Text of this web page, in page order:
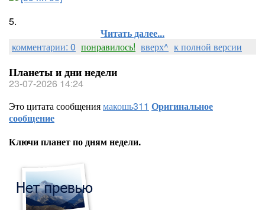
5.
Читать далее...
комментарии: 0 понравилось! вверх^ к полной версии
Планеты и дни недели
23-07-2026 14:24
Это цитата сообщениямакошь311 Оригинальное
сообщение
Ключи планет по дням недели.